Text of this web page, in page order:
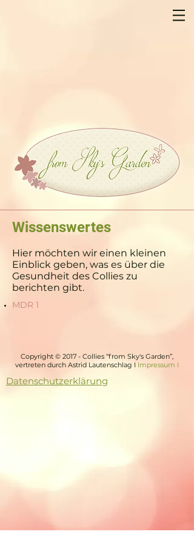
Wissenswertes
Hier möchten wir einen kleinen
Einblick geben, was es über die
Gesundheit des Collies zu
berichten gibt.
MDR 1
Copyright © 2017 - Collies “from Sky's Garden”,
vertreten durch Astrid Lautenschlag I Impressum I
Datenschutzerklärung